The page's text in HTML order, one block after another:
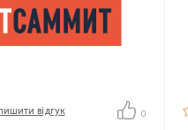
вiдгук 0